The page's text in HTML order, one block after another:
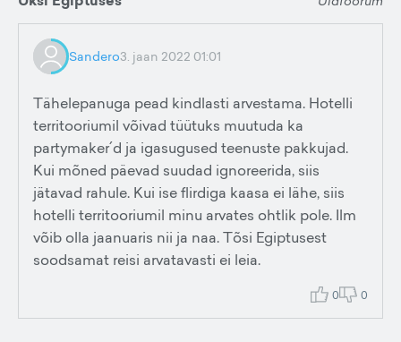
Sandero3. jaan 2022 01:01
Tähelepanuga pead kindlasti arvestama. Hotelli
territooriumil võivad tüütuks muutuda ka
partymaker´d ja igasugused teenuste pakkujad.
Kui mõned päevad suudad ignoreerida, siis
jätavad rahule. Kui ise flirdiga kaasa ei lähe, siis
hotelli territooriumil minu arvates ohtlik pole. Ilm
võib olla jaanuaris nii ja naa. Tõsi Egiptusest
soodsamat reisi arvatavasti ei leia.
0 0